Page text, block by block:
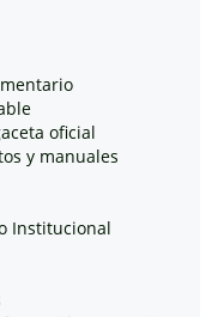
oficial
y manuales
Institucional